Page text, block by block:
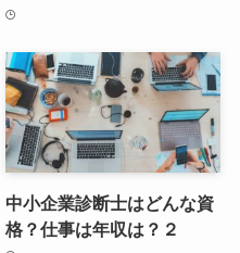
中小企業診断士はどんな資
格？仕事は年収は？２